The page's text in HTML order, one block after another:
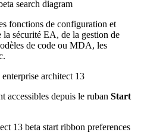
fonctions de configuration et
sécurité EA, de la gestion de
de code ou MDA, les
accessibles depuis le ruban Start